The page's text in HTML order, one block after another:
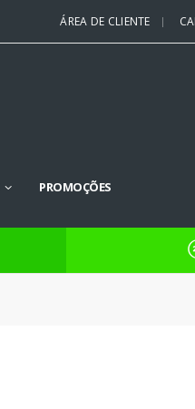
ÁREA DE CLIENTE
PROMOÇÕES